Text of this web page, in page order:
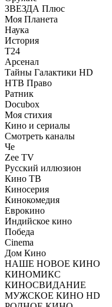
ЗВЕЗДА Плюс
Моя Планета
Наука
История
Т24
Арсенал
Тайны Галактики HD
НТВ Право
Ратник
Docubox
Моя стихия
Кино и сериалы
Смотреть каналы
Че
Zee TV
Русский иллюзион
Кино ТВ
Киносерия
Кинокомедия
Еврокино
Индийское кино
Победа
Cinema
Дом Кино
НАШЕ НОВОЕ КИНО
КИНОМИКС
КИНОСВИДАНИЕ
МУЖСКОЕ КИНО HD